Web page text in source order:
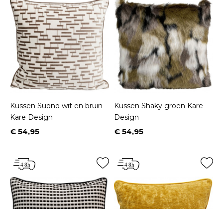
Kussen Suono wit en bruin
Kare Design
Prijs
€ 54,95
Kussen Shaky groen Kare
Design
Prijs
€ 54,95